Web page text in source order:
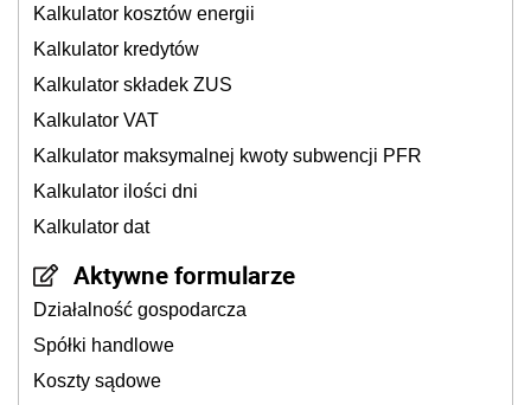
Kalkulator kosztów energii
Kalkulator kredytów
Kalkulator składek ZUS
Kalkulator VAT
Kalkulator maksymalnej kwoty subwencji PFR
Kalkulator ilości dni
Kalkulator dat
Aktywne formularze
Działalność gospodarcza
Spółki handlowe
Koszty sądowe